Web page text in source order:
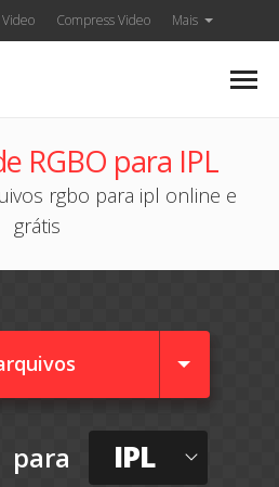
Compress Video Mais
RGBO para IPL
rgbo para ipl online e
grátis
para IPL